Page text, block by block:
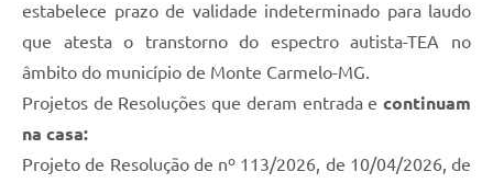
estabelece prazo de validade indeterminado para laudo
que atesta o transtorno do espectro autista-TEA no
âmbito do município de Monte Carmelo-MG.
Projetos de Resoluções que deram entrada e continuam
na casa:
Projeto de Resolução de nº 113/2026, de 10/04/2026, de